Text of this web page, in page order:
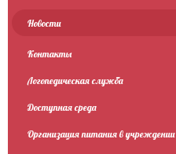
Новости
Контакты
Логопедическая служба
Доступная среда
Организация питания в учреждении